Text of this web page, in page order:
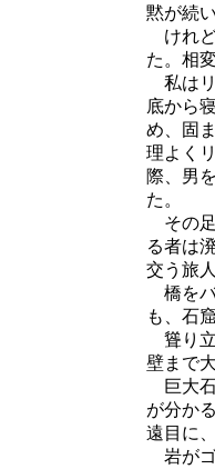
黙が続い
けれど
た。相
私はリ
底から
め、固
理よく
際、男
た。
その足
る者は
交う旅
橋をバ
も、石
聳り立
壁まで
巨大石
が分か
遠目に
岩がゴ